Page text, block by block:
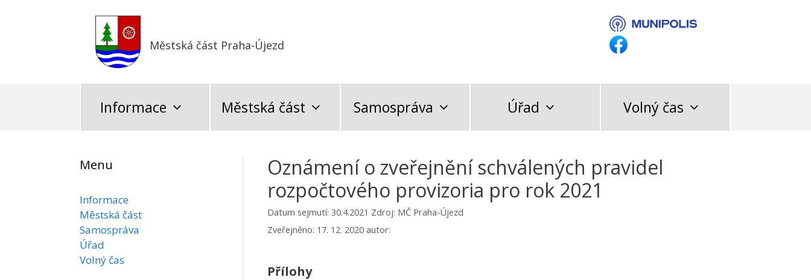
Městská část Praha-Újezd
Informace Městská část Samospráva Úřad Volný čas
Oznámení o zveřejnění schválených pravidel
rozpočtového provizoria pro rok 2021
Datum sejmutí: 30.4.2021 Zdroj: MČ Praha-Újezd
Zveřejněno: 17. 12. 2020 autor:
Přílohy
Menu
Informace
Městská část
Samospráva
Úřad
Volný čas